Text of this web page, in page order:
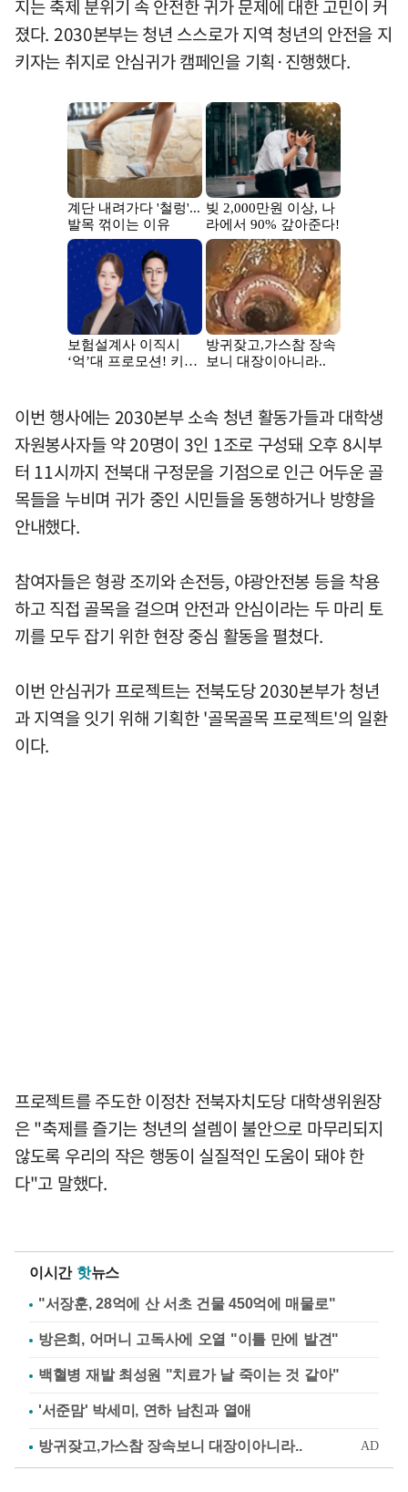
지는 축제 분위기 속 안전한 귀가 문제에 대한 고민이 커
졌다. 2030본부는 청년 스스로가 지역 청년의 안전을 지
키자는 취지로 안심귀가 캠페인을 기획·진행했다.
이번 행사에는 2030본부 소속 청년 활동가들과 대학생
자원봉사자들 약 20명이 3인 1조로 구성돼 오후 8시부
터 11시까지 전북대 구정문을 기점으로 인근 어두운 골
목들을 누비며 귀가 중인 시민들을 동행하거나 방향을
안내했다.
참여자들은 형광 조끼와 손전등, 야광안전봉 등을 착용
하고 직접 골목을 걸으며 안전과 안심이라는 두 마리 토
끼를 모두 잡기 위한 현장 중심 활동을 펼쳤다.
이번 안심귀가 프로젝트는 전북도당 2030본부가 청년
과 지역을 잇기 위해 기획한 '골목골목 프로젝트'의 일환
이다.
프로젝트를 주도한 이정찬 전북자치도당 대학생위원장
은 "축제를 즐기는 청년의 설렘이 불안으로 마무리되지
않도록 우리의 작은 행동이 실질적인 도움이 돼야 한
다"고 말했다.
이시간 핫뉴스
"서장훈, 28억에 산 서초 건물 450억에 매물로"
방은희, 어머니 고독사에 오열 "이틀 만에 발견"
백혈병 재발 최성원 "치료가 날 죽이는 것 같아"
'서준맘' 박세미, 연하 남친과 열애